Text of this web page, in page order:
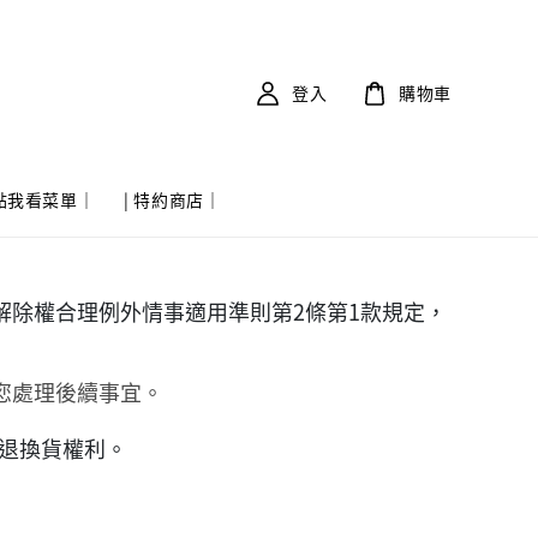
我看菜單｜ | 特約商店｜
登入 購物車
權合理例外情事適用準則第2條第1款規定，
理後續事宜。
換貨權利。